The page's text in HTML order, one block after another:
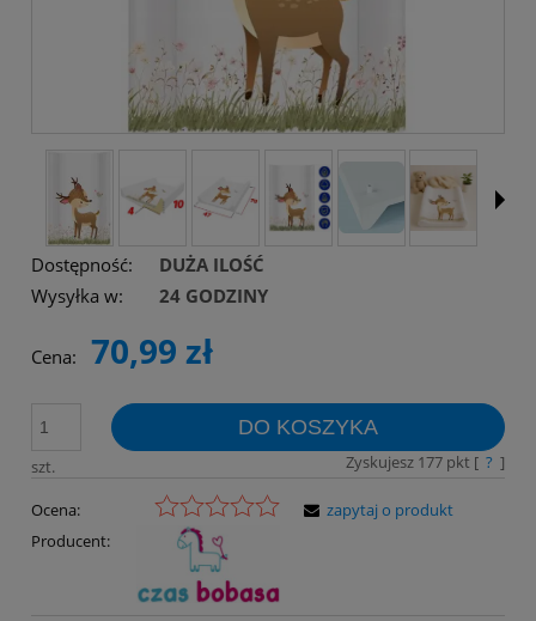
Dostępność:
DUŻA ILOŚĆ
Wysyłka w:
24 GODZINY
Cena: 70,99 zł
szt.
DO KOSZYKA
Zyskujesz 177pkt [ ? ]
Ocena:
Producent:
zapytaj o produkt